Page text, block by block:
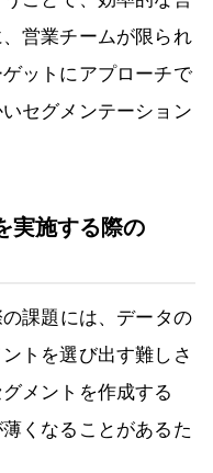
営業チームが限られ
ットにアプローチで
セグメンテーション
実施する際の
課題には、データの
トを選び出す難しさ
メントを作成する
くなることがあるた